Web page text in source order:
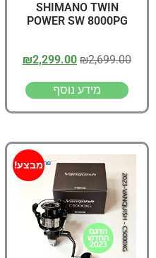
SHIMANO TWIN
POWER SW 8000PG
₪2,699.00
₪2,299.00
מידע נוסף
מבצע!